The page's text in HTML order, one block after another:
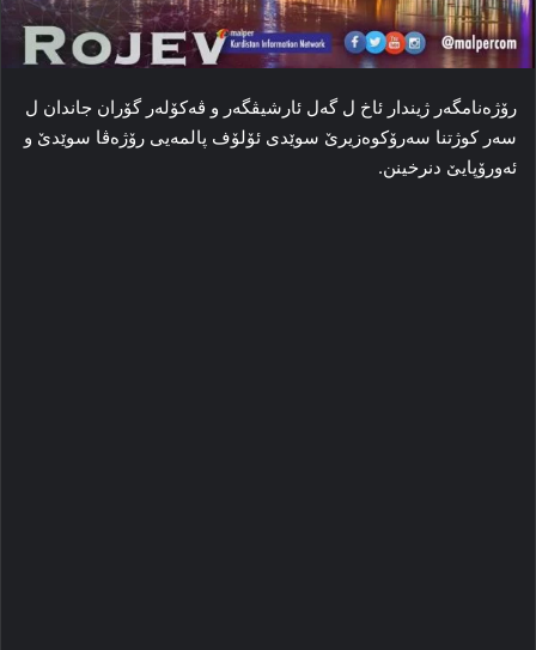
رۆژەنامگەر ژیندار ئاخ ل گەل ئارشیڤگەر و ڤەکۆلەر گۆران جاندان ل
سەر کوژتنا سەرۆکوەزیرێ سوێدی ئۆلۆف پالمەیی رۆژەڤا سوێدێ و
ئەورۆپایێ دنرخینن.